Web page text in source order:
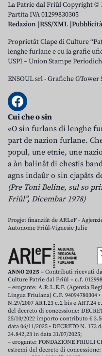
La Patrie dal Friûl Copyright ©
Partita IVA 01299830305
Redazion RSS/XML Pubblicità
Proprietât Clape di Culture
lenghe furlane e cu la grafie
USPI – Union Stampe
ENSOUL srl-Grafiche GTower
Cui che o sin
«O sin furlans di lenghe
part de nazion furlane.
popul, une etnie, une
a àn balinât di chestis
agns indaûr o sin cjapâts
(Pre Toni Beline, sul so
Friûl”, Dicembar 1978)
Progjet finanziât de ARLeF -
Autonome Friûl-Vignesie Julie
ANNO 2025 – Contributi ricevuti
Culture Patrie dal Friûl – c.f.
– erogante: A.R.L.E.F. (Agenzia
Lingua Friulana) C.F. 94094780304
N.29/2007 ART.23 c.2 bis e ART.24
del decreto di concessione:
25/10/2022 importo contributo €
data 06/11/2025 • DECRETO N. 173
34.842,23 in data 31/07/2025;
– erogante: FONDAZIONE FRIULI
estremi del decreto di